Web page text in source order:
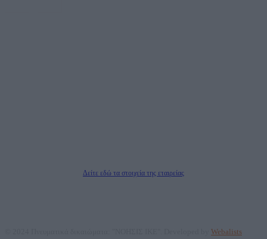
Δείτε εδώ τα στοιχεία της εταιρείας
Webalists